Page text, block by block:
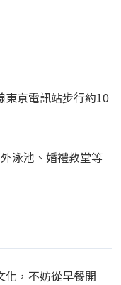
東京電訊站步行約10
泳池、婚禮教堂等
化，不妨從早餐開